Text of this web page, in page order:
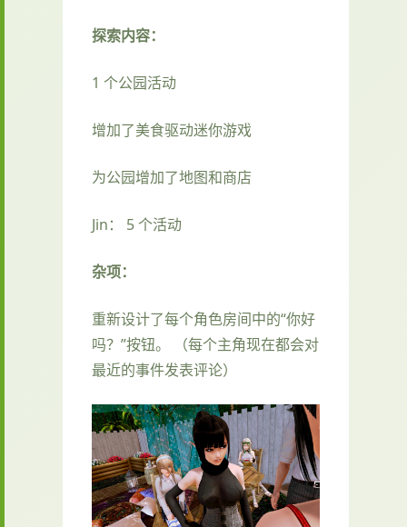
探索内容：
1 个公园活动
增加了美食驱动迷你游戏
为公园增加了地图和商店
Jin： 5 个活动
杂项：
重新设计了每个角色房间中的“你好
吗？”按钮。 （每个主角现在都会对
最近的事件发表评论）